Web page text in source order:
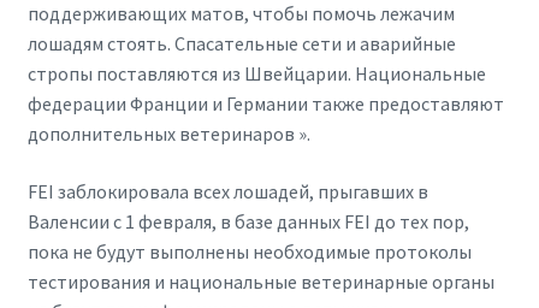
поддерживающих матов, чтобы помочь лежачим
лошадям стоять. Спасательные сети и аварийные
стропы поставляются из Швейцарии. Национальные
федерации Франции и Германии также предоставляют
дополнительных ветеринаров ».
FEI заблокировала всех лошадей, прыгавших в
Валенсии с 1 февраля, в базе данных FEI до тех пор,
пока не будут выполнены необходимые протоколы
тестирования и национальные ветеринарные органы